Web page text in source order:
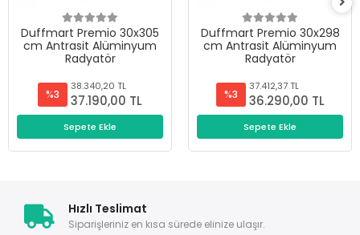
Duffmart Premio 30x305
cm Antrasit Alüminyum
Radyatör
%3
38.340,20 TL
37.190,00 TL
Sepete Ekle
Duffmart Premio 30x298
cm Antrasit Alüminyum
Radyatör
%3
37.412,37 TL
36.290,00 TL
Sepete Ekle
Hızlı Teslimat
Siparişleriniz en kısa sürede elinize ulaşır.